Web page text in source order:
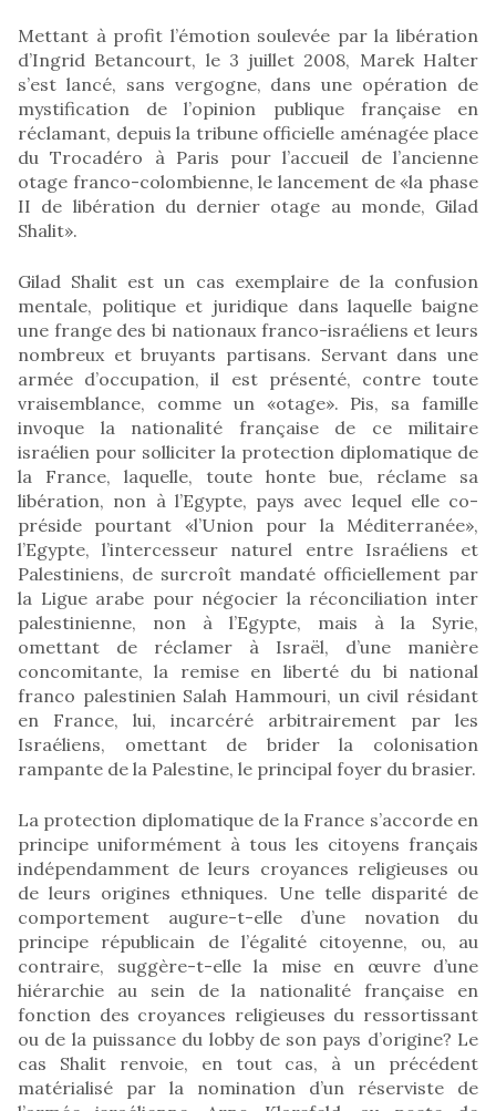
Mettant à profit l’émotion soulevée par la libération
d’Ingrid Betancourt, le 3 juillet 2008, Marek Halter
s’est lancé, sans vergogne, dans une opération de
mystification de l’opinion publique française en
réclamant, depuis la tribune officielle aménagée place
du Trocadéro à Paris pour l’accueil de l’ancienne
otage franco-colombienne, le lancement de «la phase
II de libération du dernier otage au monde, Gilad
Shalit».
Gilad Shalit est un cas exemplaire de la confusion
mentale, politique et juridique dans laquelle baigne
une frange des bi nationaux franco-israéliens et leurs
nombreux et bruyants partisans. Servant dans une
armée d’occupation, il est présenté, contre toute
vraisemblance, comme un «otage». Pis, sa famille
invoque la nationalité française de ce militaire
israélien pour solliciter la protection diplomatique de
la France, laquelle, toute honte bue, réclame sa
libération, non à l’Egypte, pays avec lequel elle co-
préside pourtant «l’Union pour la Méditerranée»,
l’Egypte, l’intercesseur naturel entre Israéliens et
Palestiniens, de surcroît mandaté officiellement par
la Ligue arabe pour négocier la réconciliation inter
palestinienne, non à l’Egypte, mais à la Syrie,
omettant de réclamer à Israël, d’une manière
concomitante, la remise en liberté du bi national
franco palestinien Salah Hammouri, un civil résidant
en France, lui, incarcéré arbitrairement par les
Israéliens, omettant de brider la colonisation
rampante de la Palestine, le principal foyer du brasier.
La protection diplomatique de la France s’accorde en
principe uniformément à tous les citoyens français
indépendamment de leurs croyances religieuses ou
de leurs origines ethniques. Une telle disparité de
comportement augure-t-elle d’une novation du
principe républicain de l’égalité citoyenne, ou, au
contraire, suggère-t-elle la mise en œuvre d’une
hiérarchie au sein de la nationalité française en
fonction des croyances religieuses du ressortissant
ou de la puissance du lobby de son pays d’origine? Le
cas Shalit renvoie, en tout cas, à un précédent
matérialisé par la nomination d’un réserviste de